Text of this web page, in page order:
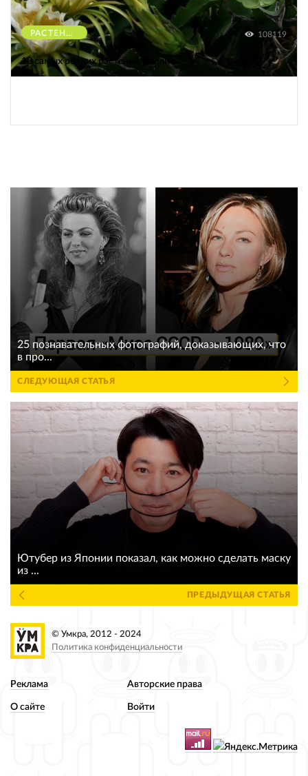
РАСТЕНИЯ 108119
10 самых редких растений Земли
25 познавательных фотографий, доказывающих, что
в про...
СЛЕДУЮЩАЯ СТАТЬЯ
Ютубер из Японии показал, как можно сделать маску
из ...
ПРЕДЫДУЩАЯ СТАТЬЯ
Реклама Авторские права
О сайте Войти
© Умкра, 2012 - 2024
Политика конфиденциальности